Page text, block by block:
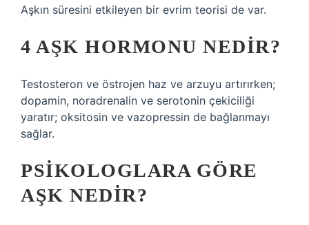
Aşkın süresini etkileyen bir evrim teorisi de var.
4 AŞK HORMONU NEDIR?
Testosteron ve östrojen haz ve arzuyu artırırken;
dopamin, noradrenalin ve serotonin çekiciliği
yaratır; oksitosin ve vazopressin de bağlanmayı
sağlar.
PSIKOLOGLARA GÖRE
AŞK NEDIR?